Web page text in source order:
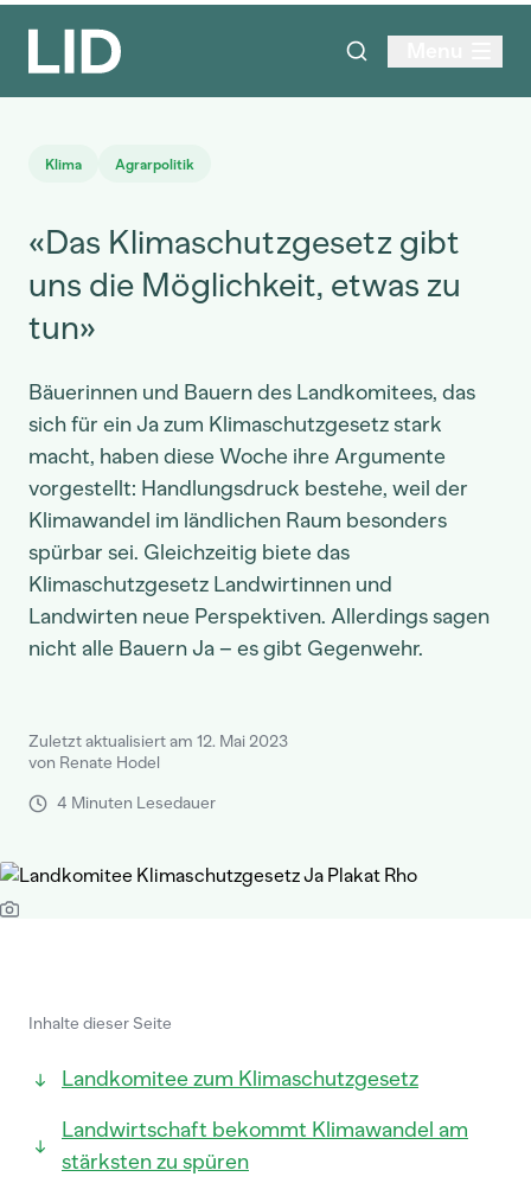
Klima Agrarpolitik
«Das Klimaschutzgesetz gibt
uns die Möglichkeit, etwas zu
tun»
Bäuerinnen und Bauern des Landkomitees, das
sich für ein Ja zum Klimaschutzgesetz stark
macht, haben diese Woche ihre Argumente
vorgestellt: Handlungsdruck bestehe, weil der
Klimawandel im ländlichen Raum besonders
spürbar sei. Gleichzeitig biete das
Klimaschutzgesetz Landwirtinnen und
Landwirten neue Perspektiven. Allerdings sagen
nicht alle Bauern Ja – es gibt Gegenwehr.
Zuletzt aktualisiert am 12. Mai 2023
von Renate Hodel
4 Minuten Lesedauer
Inhalte dieser Seite
Landkomitee zum Klimaschutzgesetz
Landwirtschaft bekommt Klimawandel am
stärksten zu spüren